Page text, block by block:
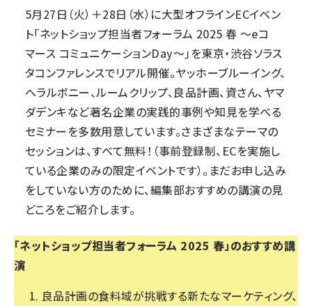
5月27日（火）＋28日（水）に大型オフラインECイベン
ト「ネットショップ担当者フォーラム 2025 春 ～eコ
マース コミュニケーションDay～」を東京・渋谷ソラス
タコンファレンスでリアル開催。ヤッホーブルーイング、
ヘラルボニー、ルームクリップ、良品計画、資さん、ヤマ
ダデンキなど著名企業の実践的事例や知見を学べる
セミナーを多数用意しています。さまざまなテーマの
セッションは、すべて無料！（事前登録制、ECを実施し
ている企業のみの限定イベントです）。まだお申し込み
をしていない方のために、編集部おすすめの講演の見
どころをご紹介します。
「ネットショップ担当者フォーラム 2025 春」のおすすめ講
演
良品計画の食料域が挑戦する新たなマーケティング、